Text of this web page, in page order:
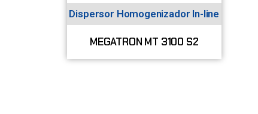
Dispersor Homogenizador In-line
MEGATRON MT 3100 S2